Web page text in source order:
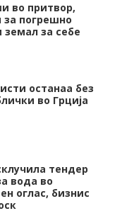
во притвор,
за погрешно
за себе
останаа без
во Грција
тендер
вода во
оглас, бизнис